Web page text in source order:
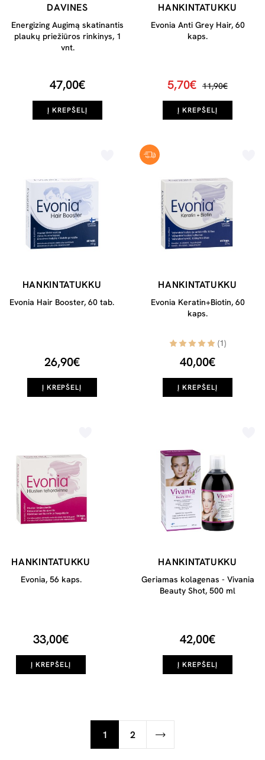
DAVINES
Energizing Augimą skatinantis
plaukų priežiūros rinkinys, 1
vnt.
47,00€
Į KREPŠELĮ
HANKINTATUKKU
Evonia Anti Grey Hair, 60
kaps.
5,70€ 11,90€
Į KREPŠELĮ
HANKINTATUKKU
Evonia Hair Booster, 60 tab.
26,90€
Į KREPŠELĮ
HANKINTATUKKU
Evonia Keratin+Biotin, 60
kaps.
(1)
40,00€
Į KREPŠELĮ
HANKINTATUKKU
Evonia, 56 kaps.
33,00€
Į KREPŠELĮ
HANKINTATUKKU
Geriamas kolagenas - Vivania
Beauty Shot, 500 ml
42,00€
Į KREPŠELĮ
1 2